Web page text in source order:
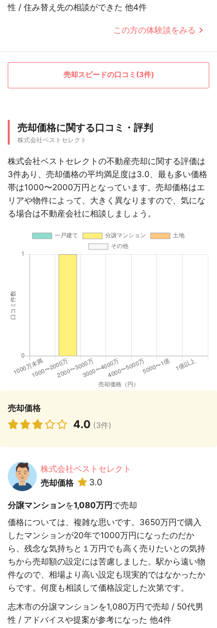
性 / 住み替え先の相談ができた 他4件
この方の体験談をみる
売却スピードの口コミ(3件)
売却価格に関する口コミ・評判
株式会社ベストセレクト
株式会社ベストセレクトの不動産売却に関する評価は
3件あり、売却価格の平均満足度は3.0、最も多い価格
帯は1000〜2000万円となっています。売却価格はエ
リアや物件によって、大きく異なりますので、気にな
る場合は不動産会社に相談しましょう。
売却価格
4.0 (3件)
株式会社ベストセレクト
売却価格
3.0
分譲マンションを1,080万円で売却
価格については、複雑な思いです。3650万円で購入
したマンションが20年で1000万円になったのだか
ら、残念な気持ちと１万円でも高く売りたいとの気持
ちから売却額の設定には苦慮しました。駅から遠い物
件なので、相場より高い設定も現実的ではなかったか
らです。何度も相談して価格設定した次第です。
志木市の分譲マンションを1,080万円で売却 / 50代男
性 / アドバイスや提案が参考になった 他4件